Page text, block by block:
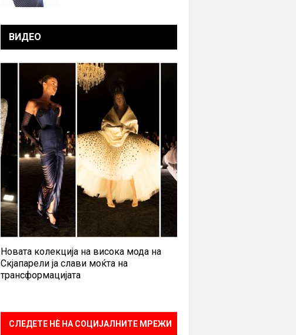
ВИДЕО
Новата колекција на висока мода на
Скјапарели ја слави моќта на
трансформацијата
СЛЕДЕТЕ НÈ НА СОЦИЈАЛНИТЕ МРЕЖИ